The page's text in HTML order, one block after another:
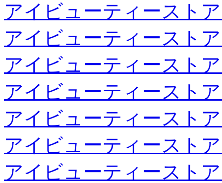
アイビューティースト
アイビューティースト
アイビューティースト
アイビューティースト
アイビューティースト
アイビューティースト
アイビューティースト